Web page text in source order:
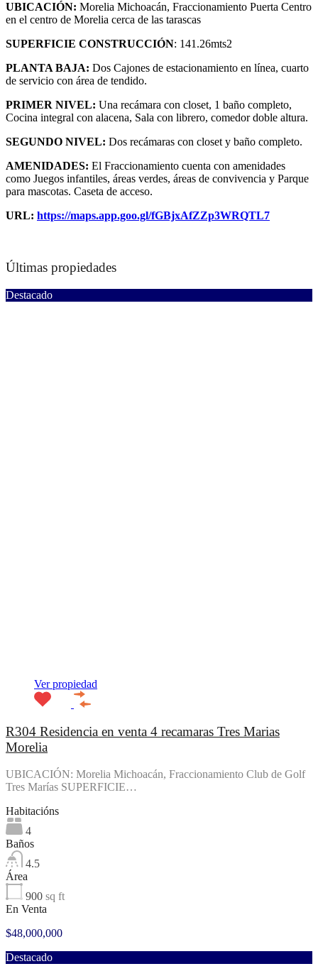
UBICACIÓN: Morelia Michoacán, Fraccionamiento Puerta Centro
en el centro de Morelia cerca de las tarascas
SUPERFICIE CONSTRUCCIÓN: 141.26mts2
PLANTA BAJA: Dos Cajones de estacionamiento en línea, cuarto
de servicio con área de tendido.
PRIMER NIVEL: Una recámara con closet, 1 baño completo,
Cocina integral con alacena, Sala con librero, comedor doble altura.
SEGUNDO NIVEL: Dos recámaras con closet y baño completo.
AMENIDADES: El Fraccionamiento cuenta con amenidades
como Juegos infantiles, áreas verdes, áreas de convivencia y Parque
para mascotas. Caseta de acceso.
URL: https://maps.app.goo.gl/fGBjxAfZZp3WRQTL7
Últimas propiedades
Destacado
Ver propiedad
R304 Residencia en venta 4 recamaras Tres Marias
Morelia
UBICACIÓN: Morelia Michoacán, Fraccionamiento Club de Golf
Tres Marías SUPERFICIE…
Habitacións
4
Baños
4.5
Área
900 sq ft
En Venta
$48,000,000
Destacado